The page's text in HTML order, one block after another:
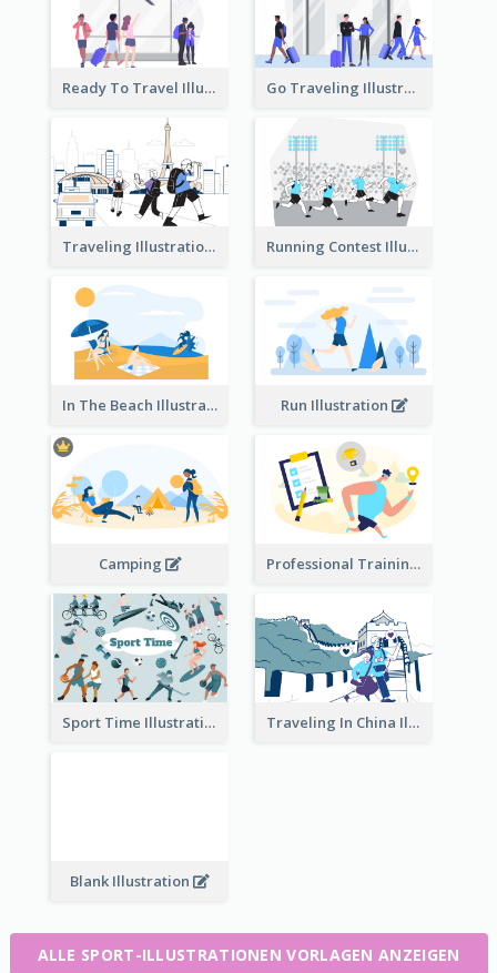
Ready To Travel Illustration Go Traveling Illustration
Traveling Illustration Running Contest Illustration
In The Beach Illustration Run Illustration
Camping Professional Training
Sport Time Illustration Traveling In China Illustration
Blank Illustration
ALLE SPORT-ILLUSTRATIONEN VORLAGEN ANZEIGEN